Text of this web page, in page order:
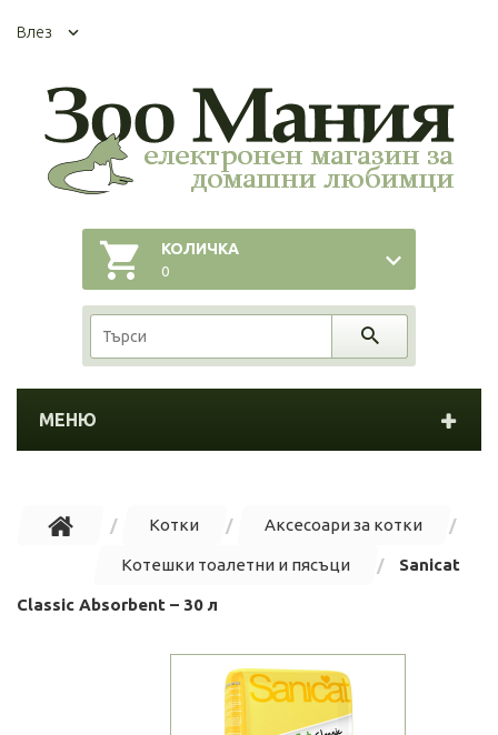
Влез
КОЛИЧКА
0
МЕНЮ
Котки Аксесоари за котки
Котешки тоалетни и пясъци Sanicat
Classic Absorbent – 30 л